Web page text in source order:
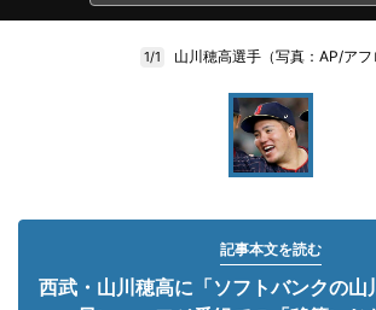
1/1 山川穂高選手（写真：AP/アフ
記事本文を読む
西武・山川穂高に「ソフトバンクの山